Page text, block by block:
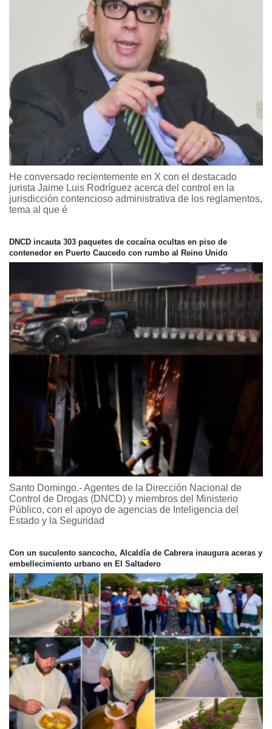
He conversado recientemente en X con el destacado
jurista Jaime Luis Rodríguez acerca del control en la
jurisdicción contencioso administrativa de los reglamentos,
tema al que é
DNCD incauta 303 paquetes de cocaína ocultas en piso de
contenedor en Puerto Caucedo con rumbo al Reino Unido
Santo Domingo.- Agentes de la Dirección Nacional de
Control de Drogas (DNCD) y miembros del Ministerio
Público, con el apoyo de agencias de Inteligencia del
Estado y la Seguridad
Con un suculento sancocho, Alcaldía de Cabrera inaugura aceras y
embellecimiento urbano en El Saltadero